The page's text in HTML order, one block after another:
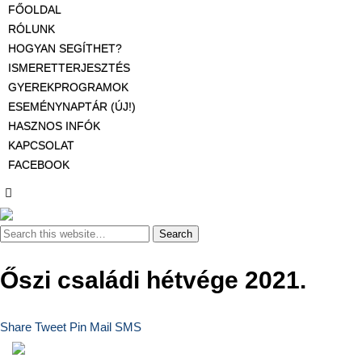
FŐOLDAL
RÓLUNK
HOGYAN SEGÍTHET?
ISMERETTERJESZTÉS
GYEREKPROGRAMOK
ESEMÉNYNAPTÁR (ÚJ!)
HASZNOS INFÓK
KAPCSOLAT
FACEBOOK
Őszi családi hétvége 2021.
Share Tweet Pin Mail SMS